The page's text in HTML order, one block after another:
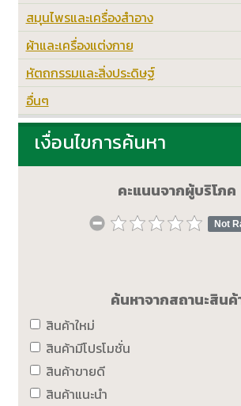
สมุนไพรและเครื่องสำอาง
ผ้าและเครื่องแต่งกาย
หัตถกรรมและสิ่งประดิษฐ์
อื่นๆ
เงื่อนไขการค้นหา
คะแนนจากผู้บริโภค
Not
ค้นหาจากสถานะสินค้
สินค้าใหม่
สินค้ามีโปรโมชั่น
สินค้าขายดี
สินค้าแนะนำ